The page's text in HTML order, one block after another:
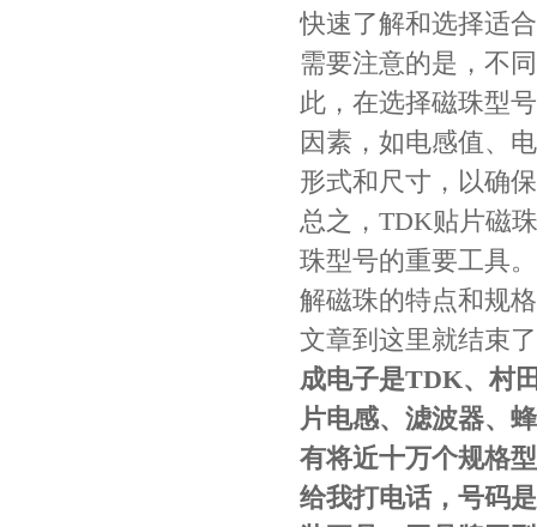
快速了解和选择适
需要注意的是，不
此，在选择磁珠型
因素，如电感值、
形式和尺寸，以确
总之，TDK贴片磁
珠型号的重要工具
解磁珠的特点和规
文章到这里就结束
成电子是TDK、村
片电感、滤波器、
有将近十万个规格
给我打电话，号码